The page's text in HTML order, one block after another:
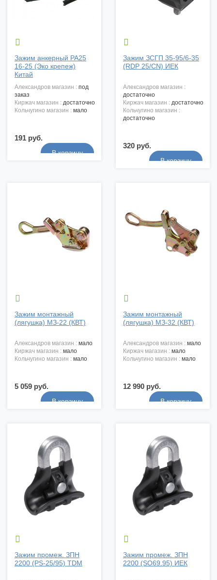

Зажим анкерный РА25
16-25 (Эко крепеж)
Китай
александров магазин : под
заказ
киржач магазин : достаточно
кольчугино магазин : мало
191 руб.

Зажим ЗСГП 35-95/6-35
(RDP 25/CN) ИЕК
александров магазин :
достаточно
киржач магазин : достаточно
кольчугино магазин :
достаточно
320 руб.

Зажим монтажный
(лягушка) МЗ-22 (КВТ)
александров магазин : мало
киржач магазин : мало
кольчугино магазин : мало
5 059 руб.

Зажим монтажный
(лягушка) МЗ-32 (КВТ)
александров магазин : мало
киржач магазин : мало
кольчугино магазин : мало
12 990 руб.

Зажим промеж. ЗПН
2200 (PS-25/95) TDM

Зажим промеж. ЗПН
2200 (SO69.95) ИЕК